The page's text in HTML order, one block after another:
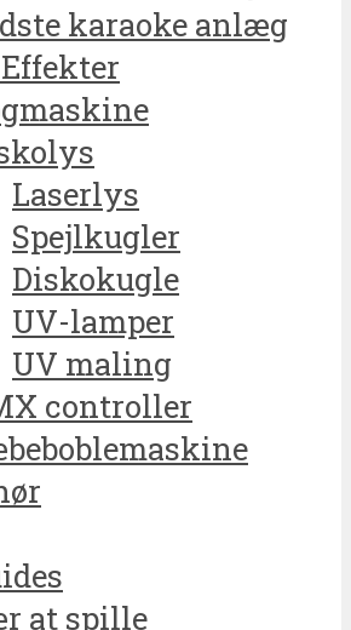
karaoke anlæg
Laserlys
Spejlkugler
Diskokugle
UV-lamper
UV maling
controller
at spille